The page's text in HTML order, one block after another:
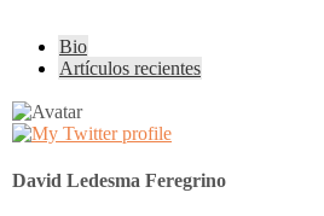
following
tabs
change
below.
Bio
Artículos recientes
David Ledesma Feregrino